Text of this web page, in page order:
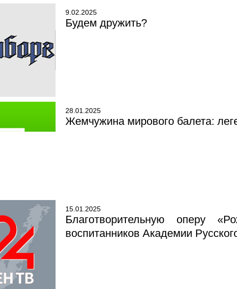
9.02.2025
Будем дружить?
28.01.2025
Жемчужина мирового балета:
15.01.2025
Благотворительную оперу
воспитанников Академии